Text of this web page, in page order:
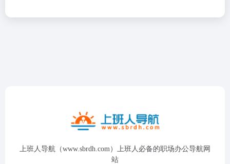
上班人导航（www.sbrdh.com）上班人必备的职场办公导航网
站